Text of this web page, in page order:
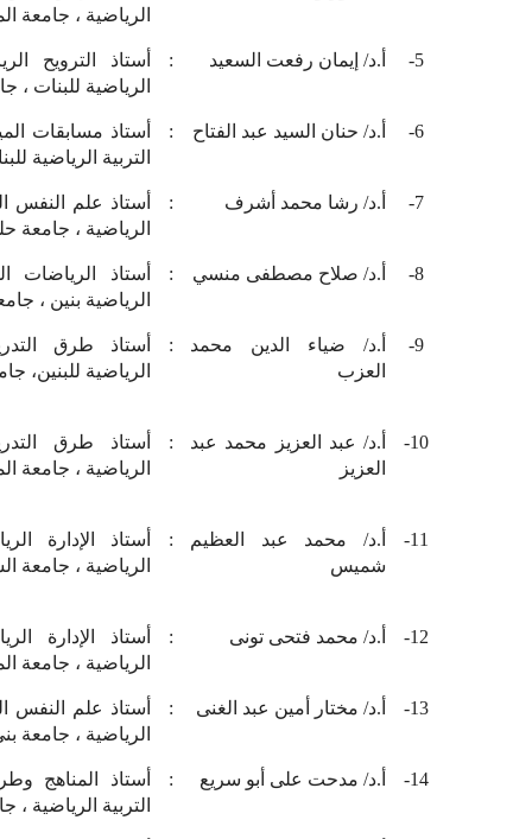
الرياضية ، جامعة
5- أ.د/ إيمان رفعت السعيد :
أستاذ الترويح
الرياضية للبنات ،
6- أ.د/ حنان السيد عبد الفتاح :
أستاذ مسابقات
التربية الرياضية
7- أ.د/ رشا محمد أشرف :
أستاذ علم النفس
الرياضية ، جامعة
8- أ.د/ صلاح مصطفى منسي :
أستاذ الرياضات
الرياضية بنين ،
9-
أ.د/ ضياء الدين محمد
العزب
:
أستاذ طرق
الرياضية للبنين،
10-
أ.د/ عبد العزيز محمد عبد
العزيز
:
أستاذ طرق
الرياضية ، جامعة
11-
أ.د/ محمد عبد العظيم
شميس
:
أستاذ الإدارة
الرياضية ، جامعة
12- أ.د/ محمد فتحى تونى :
أستاذ الإدارة
الرياضية ، جامعة
13- أ.د/ مختار أمين عبد الغنى :
أستاذ علم النفس
الرياضية ، جامعة
14- أ.د/ مدحت على أبو سريع :
أستاذ المناهج
التربية الرياضية